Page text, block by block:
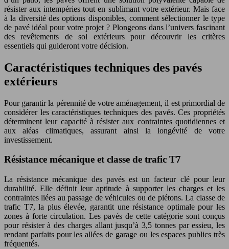
résister aux intempéries tout en sublimant votre extérieur. Mais face
à la diversité des options disponibles, comment sélectionner le type
de pavé idéal pour votre projet ? Plongeons dans l’univers fascinant
des revêtements de sol extérieurs pour découvrir les critères
essentiels qui guideront votre décision.
Caractéristiques techniques des pavés
extérieurs
Pour garantir la pérennité de votre aménagement, il est primordial de
considérer les caractéristiques techniques des pavés. Ces propriétés
déterminent leur capacité à résister aux contraintes quotidiennes et
aux aléas climatiques, assurant ainsi la longévité de votre
investissement.
Résistance mécanique et classe de trafic T7
La résistance mécanique des pavés est un facteur clé pour leur
durabilité. Elle définit leur aptitude à supporter les charges et les
contraintes liées au passage de véhicules ou de piétons. La classe de
trafic T7, la plus élevée, garantit une résistance optimale pour les
zones à forte circulation. Les pavés de cette catégorie sont conçus
pour résister à des charges allant jusqu’à 3,5 tonnes par essieu, les
rendant parfaits pour les allées de garage ou les espaces publics très
fréquentés.